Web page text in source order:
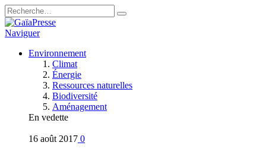
Naviguer
Environnement
Climat
Énergie
Ressources naturelles
Biodiversité
Aménagement
En vedette
16 août 2017 0